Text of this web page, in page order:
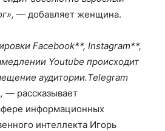
— добавляет женщина.
Facebook**, Instagram**,
Youtube происходит
аудитории.Telegram
— рассказывает
информационных
интеллекта Игорь